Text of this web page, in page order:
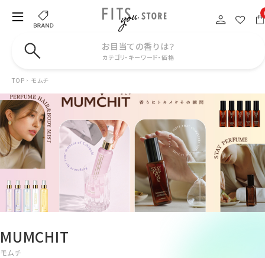
お目当ての香りは？
カテゴリ・キーワード・価格
TOP モムチ
MUMCHIT
モムチ